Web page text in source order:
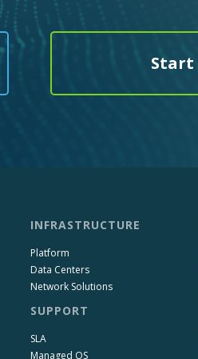
Start
INFRASTRUCTURE
Platform
Data Centers
Network Solutions
SUPPORT
SLA
Managed OS